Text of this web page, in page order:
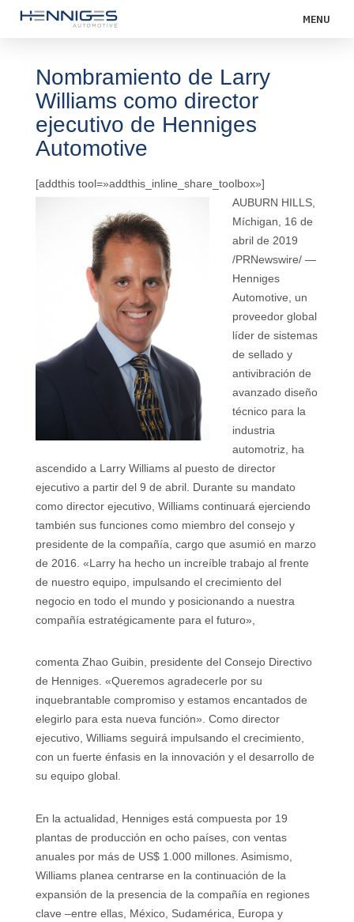
MENU
Nombramiento de Larry
Williams como director
ejecutivo de Henniges
Automotive
[addthis tool=»addthis_inline_share_toolbox»]
AUBURN HILLS,
Míchigan, 16 de
abril de 2019
/PRNewswire/ —
Henniges
Automotive, un
proveedor global
líder de sistemas
de sellado y
antivibración de
avanzado diseño
técnico para la
industria
automotriz, ha
ascendido a Larry Williams al puesto de director
ejecutivo a partir del 9 de abril. Durante su mandato
como director ejecutivo, Williams continuará ejerciendo
también sus funciones como miembro del consejo y
presidente de la compañía, cargo que asumió en marzo
de 2016. «Larry ha hecho un increíble trabajo al frente
de nuestro equipo, impulsando el crecimiento del
negocio en todo el mundo y posicionando a nuestra
compañía estratégicamente para el futuro»,
comenta Zhao Guibin, presidente del Consejo Directivo
de Henniges. «Queremos agradecerle por su
inquebrantable compromiso y estamos encantados de
elegirlo para esta nueva función». Como director
ejecutivo, Williams seguirá impulsando el crecimiento,
con un fuerte énfasis en la innovación y el desarrollo de
su equipo global.
En la actualidad, Henniges está compuesta por 19
plantas de producción en ocho países, con ventas
anuales por más de US$ 1.000 millones. Asimismo,
Williams planea centrarse en la continuación de la
expansión de la presencia de la compañía en regiones
clave –entre ellas, México, Sudamérica, Europa y